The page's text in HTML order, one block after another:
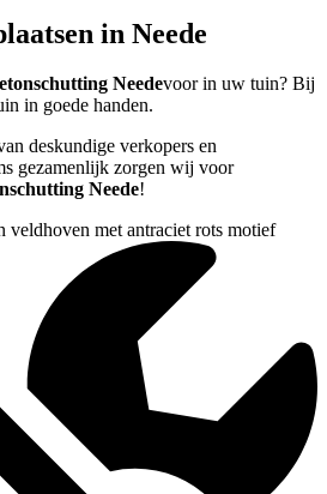
in Neede
Needevoor in uw tuin? Bij
in goede handen.
deskundige verkopers en
gezamenlijk zorgen wij voor
Neede!